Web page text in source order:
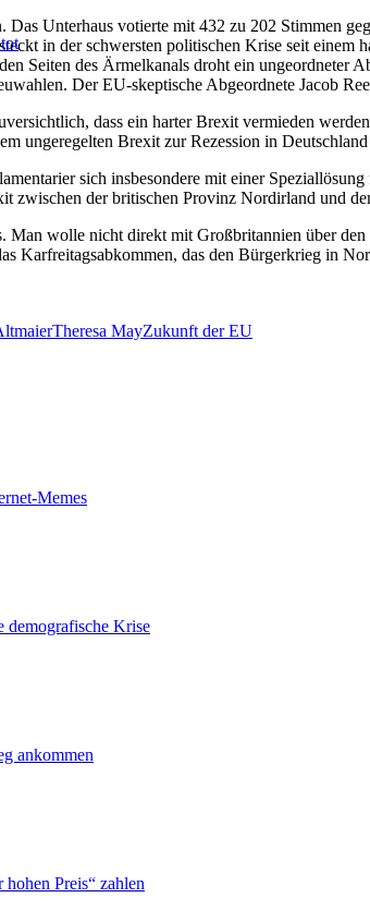
Das Unterhaus votierte mit 432 zu 202 Stimmen
in der schwersten politischen Krise seit
Seiten des Ärmelkanals droht ein ungeordneter
Der EU-skeptische Abgeordnete Jacob
dass ein harter Brexit vermieden
ungeregelten Brexit zur Rezession in
sich insbesondere mit einer
zwischen der britischen Provinz Nordirland und
wolle nicht direkt mit Großbritannien über
Karfreitagsabkommen, das den Bürgerkrieg in
Theresa MayZukunft der EU
Memes
demografische Krise
ankommen
Preis“ zahlen